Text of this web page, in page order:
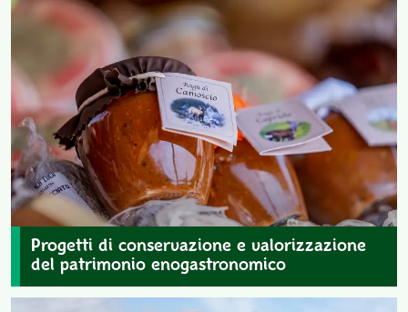
Progetti di conservazione e valorizzazione
del patrimonio enogastronomico